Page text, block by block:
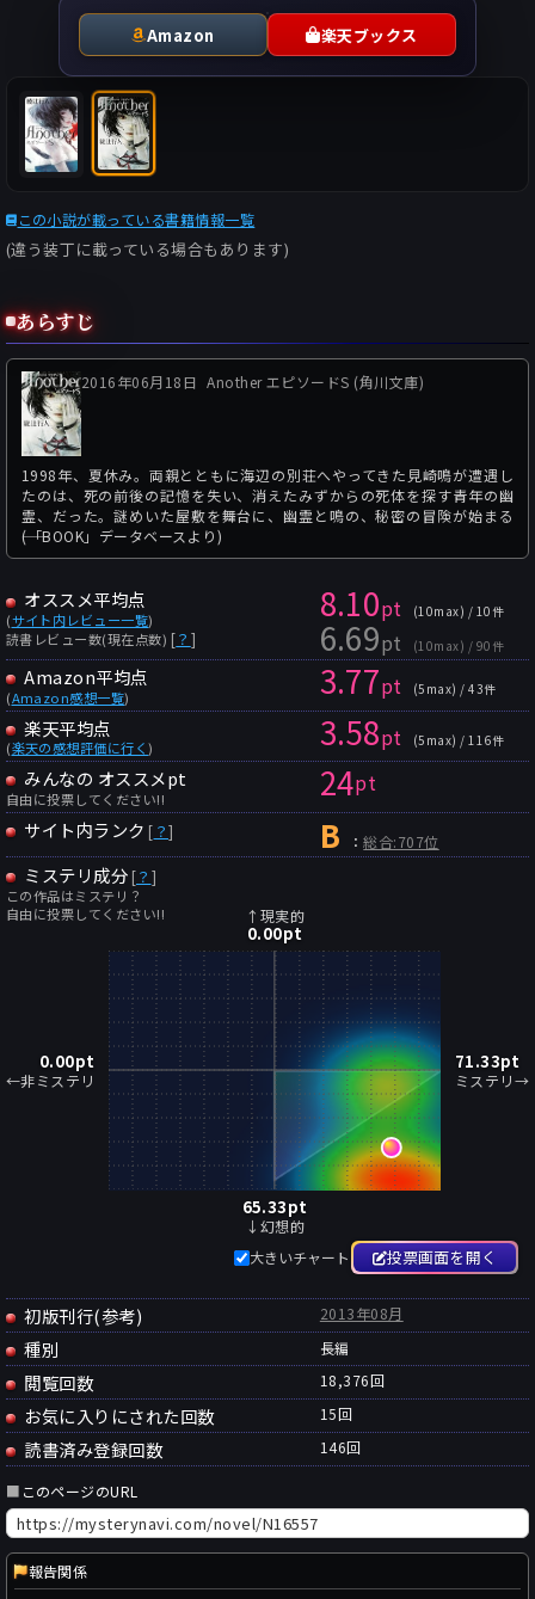
Amazon 楽天ブックス
この小説が載っている書籍情報一覧
(違う装丁に載っている場合もあります)
あらすじ
2016年06月18日 Another エピソードS (角川文庫)
1998年、夏休み。両親とともに海辺の別荘へやってきた見崎鳴が遭遇し
たのは、死の前後の記憶を失い、消えたみずからの死体を探す青年の幽
霊、だった。謎めいた屋敷を舞台に、幽霊と鳴の、秘密の冒険が始まる
――(「BOOK」データベースより)
オススメ平均点
(サイト内レビュー一覧)
読書レビュー数(現在点数) [？ ]
8.10pt (10max) / 10件
6.69pt (10max) / 90件
Amazon平均点
(Amazon感想一覧) 3.77pt (5max) / 43件
楽天平均点
(楽天の感想評価に行く) 3.58pt (5max) / 116件
みんなの オススメpt
自由に投票してください!! 24pt
サイト内ランク [ ？] B ：総合:707位
ミステリ成分 [？ ]
この作品はミステリ？
自由に投票してください!!
↑現実的
0.00pt
0.00pt
←非ミステリ
71.33pt
ミステリ→
65.33pt
↓幻想的
大きいチャート
投票画面を開く
初版刊行(参考) 2013年08月
種別 長編
閲覧回数 18,376回
お気に入りにされた回数 15回
読書済み登録回数 146回
■ このページのURL
報告関係